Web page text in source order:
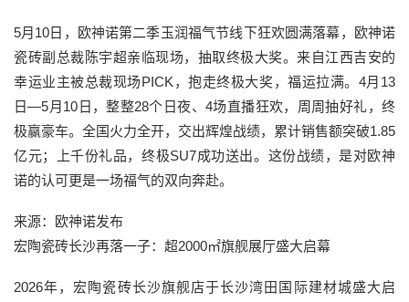
5月10日，欧神诺第二季玉润福气节线下狂欢圆满落幕，欧神诺
瓷砖副总裁陈宇超亲临现场，抽取终极大奖。来自江西吉安的
幸运业主被总裁现场PICK，抱走终极大奖，福运拉满。4月13
日—5月10日，整整28个日夜、4场直播狂欢，周周抽好礼，终
极赢豪车。全国火力全开，交出辉煌战绩，累计销售额突破1.85
亿元；上千份礼品，终极SU7成功送出。这份战绩，是对欧神
诺的认可更是一场福气的双向奔赴。
来源：欧神诺发布
宏陶瓷砖长沙再落一子：超2000㎡旗舰展厅盛大启幕
2026年，宏陶瓷砖长沙旗舰店于长沙湾田国际建材城盛大启